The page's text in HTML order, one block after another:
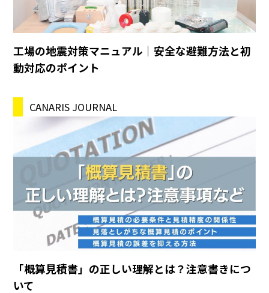
工場の地震対策マニュアル｜安全な避難方法と初
動対応のポイント
CANARIS JOURNAL
「概算見積書」の正しい理解とは？注意書きにつ
いて